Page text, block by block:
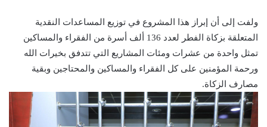
ولفت إلى أن إبراز هذا المشروع في توزيع المساعدات النقدية
المتعلقة بزكاة الفطر لعدد 136 ألف أسرة من الفقراء والمساكين
تمثل واحدة من عشرات ومئات المشاريع التي تتدفق بخيرات الله
ورحمة المؤمنين على كل الفقراء والمساكين والمحتاجين وبقية
مصارف الزكاة.